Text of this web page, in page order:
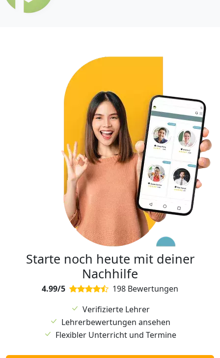
Starte noch heute mit deiner
Nachhilfe
4.99/5
198 Bewertungen
Verifizierte Lehrer
Lehrerbewertungen ansehen
Flexibler Unterricht und Termine